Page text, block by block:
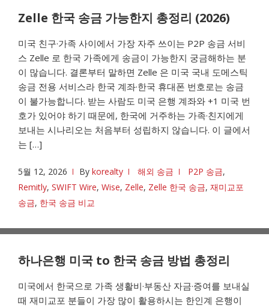
Zelle 한국 송금 가능한지 총정리 (2026)
미국 친구·가족 사이에서 가장 자주 쓰이는 P2P 송금 서비
스 Zelle 로 한국 가족에게 송금이 가능한지 궁금해하는 분
이 많습니다. 결론부터 말하면 Zelle 은 미국 국내 도메스틱
송금 전용 서비스라 한국 계좌·한국 휴대폰 번호로는 송금
이 불가능합니다. 받는 사람도 미국 은행 계좌와 +1 미국 번
호가 있어야 하기 때문에, 한국에 거주하는 가족·친지에게
보내는 시나리오는 처음부터 성립하지 않습니다. 이 글에서
는 […]
5월 12, 2026 By korealty 해외 송금 P2P 송금,
Remitly, SWIFT Wire, Wise, Zelle, Zelle 한국 송금, 재미교포
송금, 한국 송금 비교
하나은행 미국 to 한국 송금 방법 총정리
미국에서 한국으로 가족 생활비·부동산 자금·증여를 보내실
때 재미교포 분들이 가장 많이 활용하시는 한인계 은행이